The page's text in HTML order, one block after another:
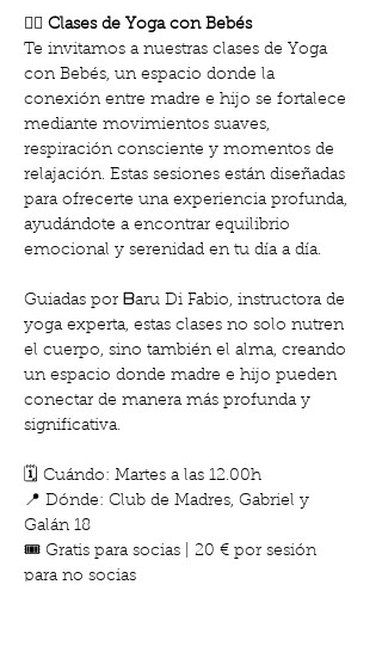
🧘‍♀️ Clases de Yoga con Bebés
Te invitamos a nuestras clases de Yoga
con Bebés, un espacio donde la
conexión entre madre e hijo se fortalece
mediante movimientos suaves,
respiración consciente y momentos de
relajación. Estas sesiones están diseñadas
para ofrecerte una experiencia profunda,
ayudándote a encontrar equilibrio
emocional y serenidad en tu día a día.
Guiadas por ᗷaru Di Fabio, instructora de
yoga experta, estas clases no solo nutren
el cuerpo, sino también el alma, creando
un espacio donde madre e hijo pueden
conectar de manera más profunda y
significativa.
🗓️ Cuándo: Martes a las 12.00h
📍 Dónde: Club de Madres, Gabriel y
Galán 18
🎟️ Gratis para socias | 20 € por sesión
para no socias